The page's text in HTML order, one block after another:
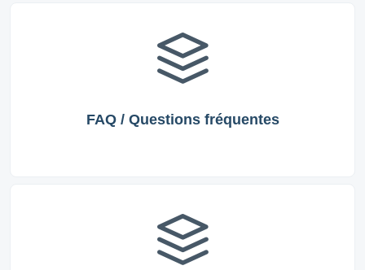
FAQ / Questions fréquentes